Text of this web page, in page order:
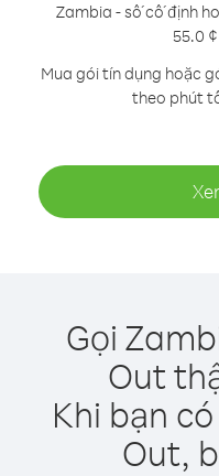
Zambia - số cố định
55.0
Mua gói tín dụng hoặc
theo phút
Gọi
Out
Khi bạn
Out,